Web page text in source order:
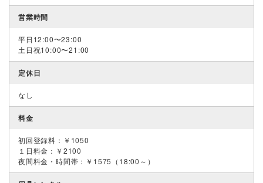
営業時間
平日12:00〜23:00
土日祝10:00〜21:00
定休日
なし
料金
初回登録料：￥1050
１日料金：￥2100
夜間料金・時間帯：￥1575（18:00～）